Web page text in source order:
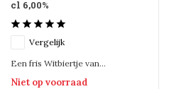
cl 6,00%
Vergelijk
Een fris Witbiertje van...
Niet op voorraad